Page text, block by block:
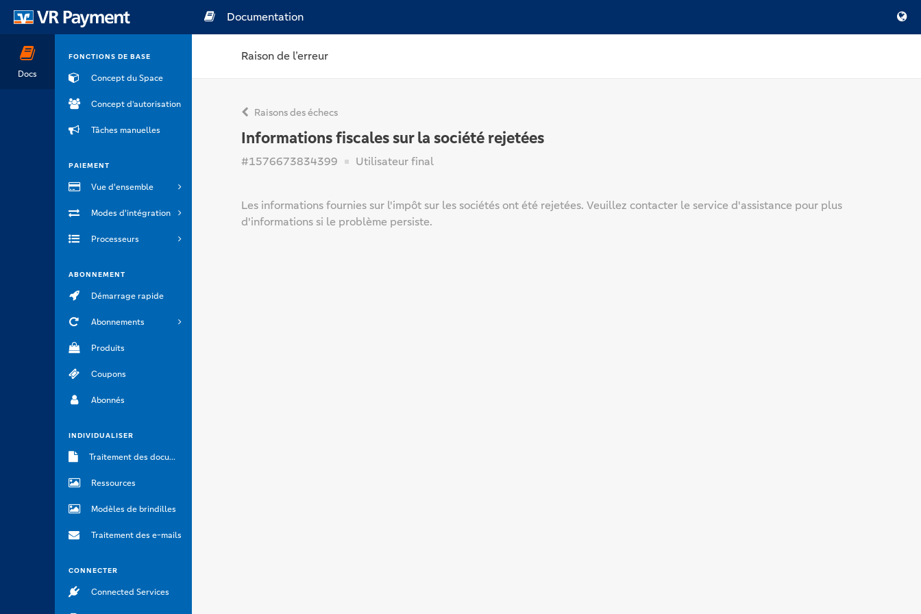
Docs
FONCTIONS DE BASE
Concept du Space
Concept d’autorisation
Tâches manuelles
PAIEMENT
Vue d'ensemble
Modes d'intégration
Processeurs
ABONNEMENT
Démarrage rapide
Abonnements
Produits
Coupons
Abonnés
INDIVIDUALISER
Traitement des documents
Ressources
Modèles de brindilles
Traitement des e-mails
CONNECTER
Connected Services
Documentation
Raison de l’erreur
Raisons des échecs
Informations fiscales sur la société rejetées
#1576673834399 Utilisateur final
Les informations fournies sur l'impôt sur les sociétés ont été rejetées. Veuillez contacter le service d'assistance pour plus
d'informations si le problème persiste.